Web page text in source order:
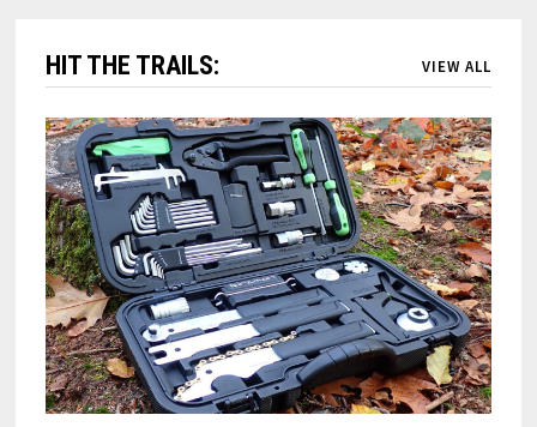
HIT THE TRAILS: VIEW ALL